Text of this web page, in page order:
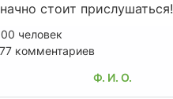
стоит прислушаться!
человек
комментариев
Ф. И. О.